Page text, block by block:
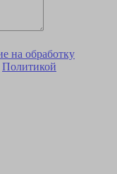
на обработку
Политикой